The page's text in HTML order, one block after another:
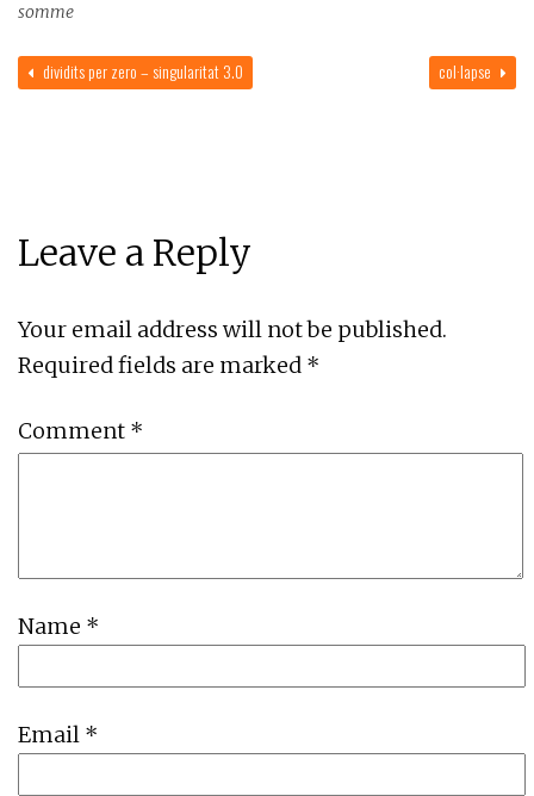
somme
col·lapse
dividits per zero – singularitat 3.0
Leave a Reply
Your email address will not be published.
Required fields are marked *
Comment *
Name *
Email *